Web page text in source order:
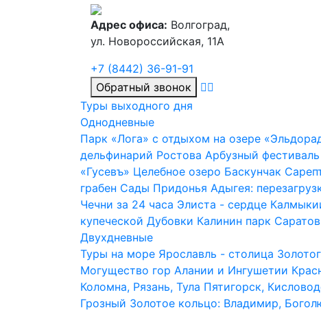
Адрес офиса: Волгоград,
ул. Новороссийская, 11А
+7 (8442) 36-91-91
Обратный звонок
Туры выходного дня
Однодневные
Парк «Лога» с отдыхом на озере
дельфинарий Ростова Арбузный
«Гусевъ» Целебное озеро Баскунчак
грабен Сады Придонья Адыгея:
Чечни за 24 часа Элиста - сердце
купеческой Дубовки Калинин парк
Двухдневные
Туры на море Ярославль - столица
Могущество гор Алании и Ингушетии
Коломна, Рязань, Тула Пятигорск,
Грозный Золотое кольцо: Владимир,